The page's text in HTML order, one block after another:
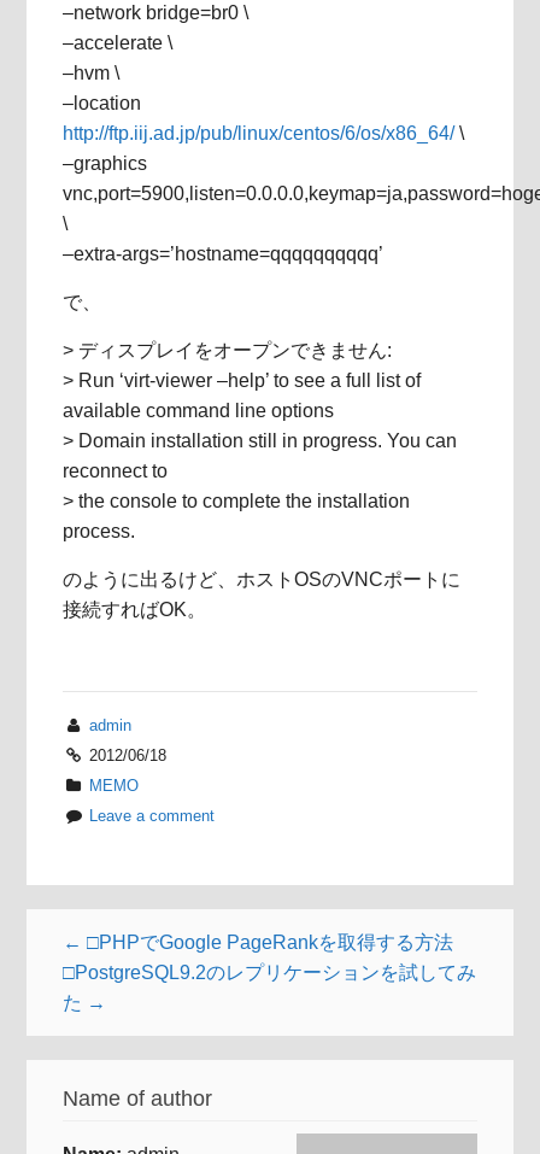
–network bridge=br0 \
–accelerate \
–hvm \
–location
http://ftp.iij.ad.jp/pub/linux/centos/6/os/x86_64/\
–graphics
\
–extra-args=’hostname=qqqqqqqqqq’
で、
> ディスプレイをオープンできません:
> Run ‘virt-viewer –help’ to see a full list of
available command line options
> Domain installation still in progress. You can
reconnect to
> the console to complete the installation
process.
のように出るけど、ホストOSのVNCポートに
接続すればOK。
admin
2012/06/18
MEMO
Leave a comment
← □PHPでGoogle PageRankを取得する方法
□PostgreSQL9.2のレプリケーションを試してみ
た →
Name of author